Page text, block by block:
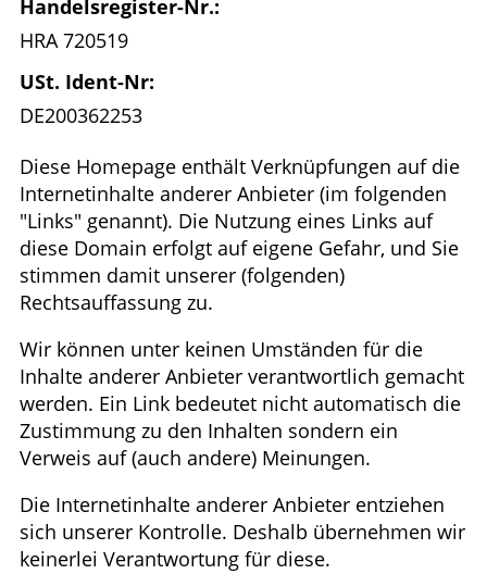
Handelsregister-Nr.:
HRA 720519
USt. Ident-Nr:
DE200362253
Diese Homepage enthält Verknüpfungen auf die
Internetinhalte anderer Anbieter (im folgenden
"Links" genannt). Die Nutzung eines Links auf
diese Domain erfolgt auf eigene Gefahr, und Sie
stimmen damit unserer (folgenden)
Rechtsauffassung zu.
Wir können unter keinen Umständen für die
Inhalte anderer Anbieter verantwortlich gemacht
werden. Ein Link bedeutet nicht automatisch die
Zustimmung zu den Inhalten sondern ein
Verweis auf (auch andere) Meinungen.
Die Internetinhalte anderer Anbieter entziehen
sich unserer Kontrolle. Deshalb übernehmen wir
keinerlei Verantwortung für diese.